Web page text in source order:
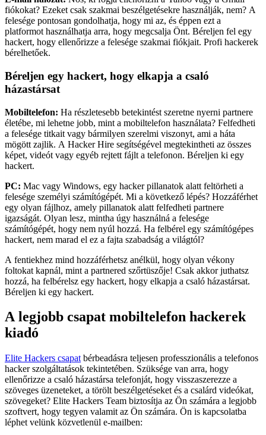
fiókokat? Ezeket csak szakmai beszélgetésekre használják, nem? A
felesége pontosan gondolhatja, hogy mi az, és éppen ezt a
platformot használhatja arra, hogy megcsalja Önt. Béreljen fel egy
hackert, hogy ellenőrizze a felesége szakmai fiókjait. Profi hackerek
bérelhetőek.
Béreljen egy hackert, hogy elkapja a csaló
házastársat
Mobiltelefon: Ha részletesebb betekintést szeretne nyerni partnere
életébe, mi lehetne jobb, mint a mobiltelefon használata? Felfedheti
a felesége titkait vagy bármilyen szerelmi viszonyt, ami a háta
mögött zajlik. A Hacker Hire segítségével megtekintheti az összes
képet, videót vagy egyéb rejtett fájlt a telefonon. Béreljen ki egy
hackert.
PC: Mac vagy Windows, egy hacker pillanatok alatt feltörheti a
felesége személyi számítógépét. Mi a következő lépés? Hozzáférhet
egy olyan fájlhoz, amely pillanatok alatt felfedheti partnere
igazságát. Olyan lesz, mintha úgy használná a felesége
számítógépét, hogy nem nyúl hozzá. Ha felbérel egy számítógépes
hackert, nem marad el ez a fajta szabadság a világtól?
A fentiekhez mind hozzáférhetsz anélkül, hogy olyan vékony
foltokat kapnál, mint a partnered szőrtüszője! Csak akkor juthatsz
hozzá, ha felbérelsz egy hackert, hogy elkapja a csaló házastársat.
Béreljen ki egy hackert.
A legjobb csapat mobiltelefon hackerek
kiadó
Elite Hackers csapat bérbeadásra teljesen professzionális a telefonos
hacker szolgáltatások tekintetében. Szüksége van arra, hogy
ellenőrizze a csaló házastársa telefonját, hogy visszaszerezze a
szöveges üzeneteket, a törölt beszélgetéseket és a csalárd videókat,
szövegeket? Elite Hackers Team biztosítja az Ön számára a legjobb
szoftvert, hogy tegyen valamit az Ön számára. Ön is kapcsolatba
léphet velünk közvetlenül e-mailben: